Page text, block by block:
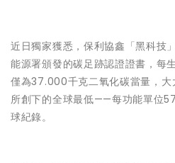
近日獨家獲悉，保利協鑫「黑科技
能源署頒發的碳足跡認證證書，每
僅為37.000千克二氧化碳當量，大
所創下的全球最低——每功能單位
球紀錄。